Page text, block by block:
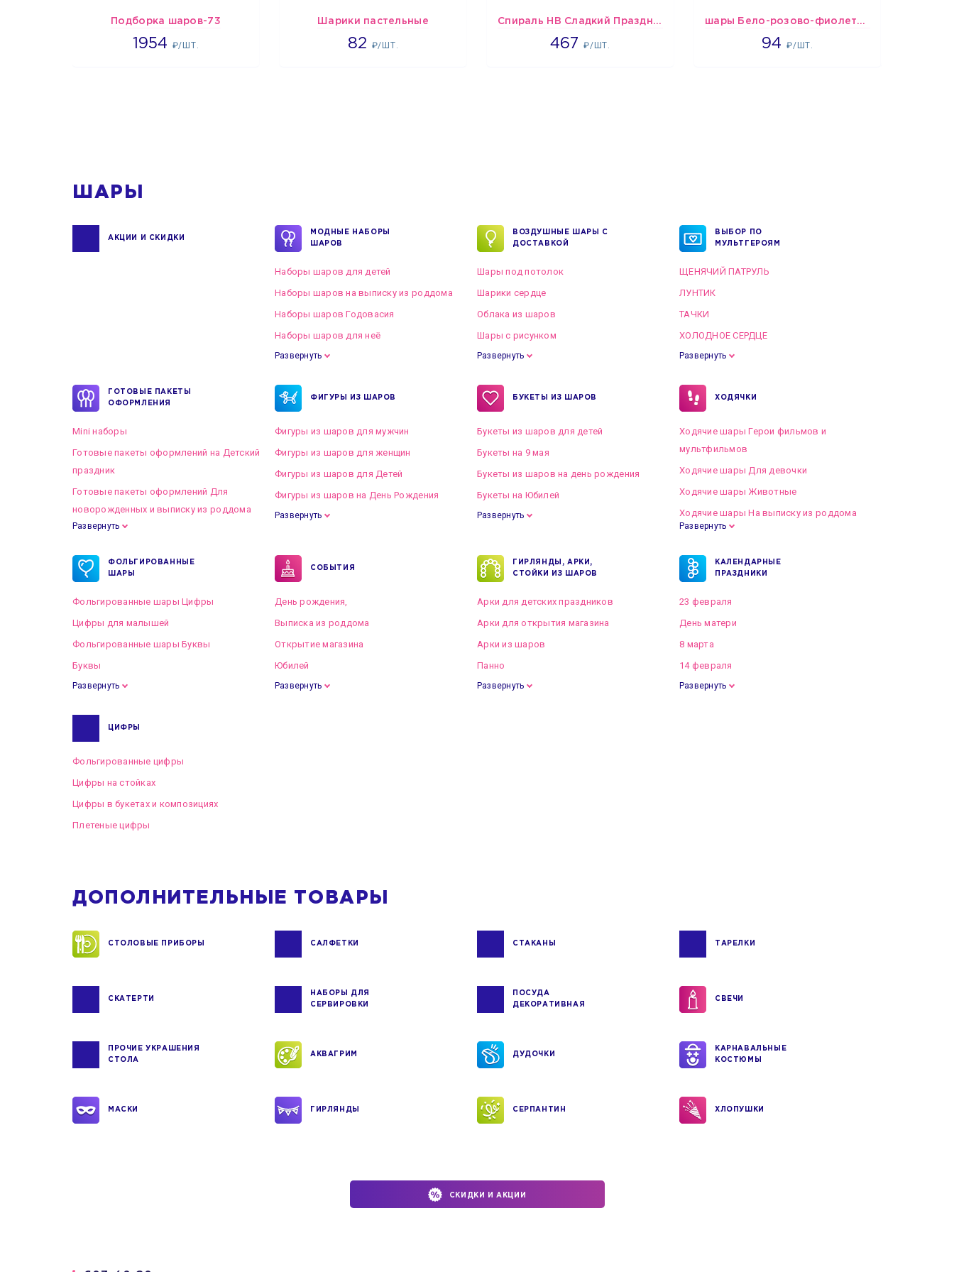
Подборка шаров-73
1954 ₽/ШТ.
1954 Шарики пастельные
82 ₽/ШТ.
2192 Спираль HB Сладкий Праздник, 12 шт.
467₽/ШТ.
467 шары Бело-розово-фиолетово-бордово-золотые металлик
94₽/ШТ.
1697
ШАРЫ
АКЦИИ И СКИДКИ
МОДНЫЕ НАБОРЫ
ШАРОВ
Наборы шаров для детей
Наборы шаров на выписку из роддома
Наборы шаров Годовасия
Наборы шаров для неё
Развернуть
ВОЗДУШНЫЕ ШАРЫ С
ДОСТАВКОЙ
Шары под потолок
Шарики сердце
Облака из шаров
Шары с рисунком
Развернуть
ВЫБОР ПО
МУЛЬТГЕРОЯМ
ЩЕНЯЧИЙ ПАТРУЛЬ
ЛУНТИК
ТАЧКИ
ХОЛОДНОЕ СЕРДЦЕ
Развернуть
ГОТОВЫЕ ПАКЕТЫ
ОФОРМЛЕНИЯ
Mini наборы
Готовые пакеты оформлений на Детский
праздник
Готовые пакеты оформлений Для
новорожденных и выписку из роддома
Готовые пакеты оформлений на Свадьбу
Развернуть
ФИГУРЫ ИЗ ШАРОВ
Фигуры из шаров для мужчин
Фигуры из шаров для женщин
Фигуры из шаров для Детей
Фигуры из шаров на День Рождения
Развернуть
БУКЕТЫ ИЗ ШАРОВ
Букеты из шаров для детей
Букеты на 9 мая
Букеты из шаров на день рождения
Букеты на Юбилей
Развернуть
ХОДЯЧКИ
Ходячие шары Герои фильмов и
мультфильмов
Ходячие шары Для девочки
Ходячие шары Животные
Ходячие шары На выписку из роддома
Развернуть
ФОЛЬГИРОВАННЫЕ
ШАРЫ
Фольгированные шары Цифры
Цифры для малышей
Фольгированные шары Буквы
Буквы
Развернуть
СОБЫТИЯ
День рождения,
Выписка из роддома
Открытие магазина
Юбилей
Развернуть
ГИРЛЯНДЫ, АРКИ,
СТОЙКИ ИЗ ШАРОВ
Арки для детских праздников
Арки для открытия магазина
Арки из шаров
Панно
Развернуть
КАЛЕНДАРНЫЕ
ПРАЗДНИКИ
23 февраля
День матери
8 марта
14 февраля
Развернуть
ЦИФРЫ
Фольгированные цифры
Цифры на стойках
Цифры в букетах и композициях
Плетеные цифры
ДОПОЛНИТЕЛЬНЫЕ ТОВАРЫ
СТОЛОВЫЕ ПРИБОРЫ САЛФЕТКИ СТАКАНЫ ТАРЕЛКИ
СКАТЕРТИ
НАБОРЫ ДЛЯ
СЕРВИРОВКИ
ПОСУДА
ДЕКОРАТИВНАЯ
СВЕЧИ
ПРОЧИЕ УКРАШЕНИЯ
СТОЛА
АКВАГРИМ ДУДОЧКИ
КАРНАВАЛЬНЫЕ
КОСТЮМЫ
МАСКИ ГИРЛЯНДЫ СЕРПАНТИН ХЛОПУШКИ
СКИДКИ И АКЦИИ